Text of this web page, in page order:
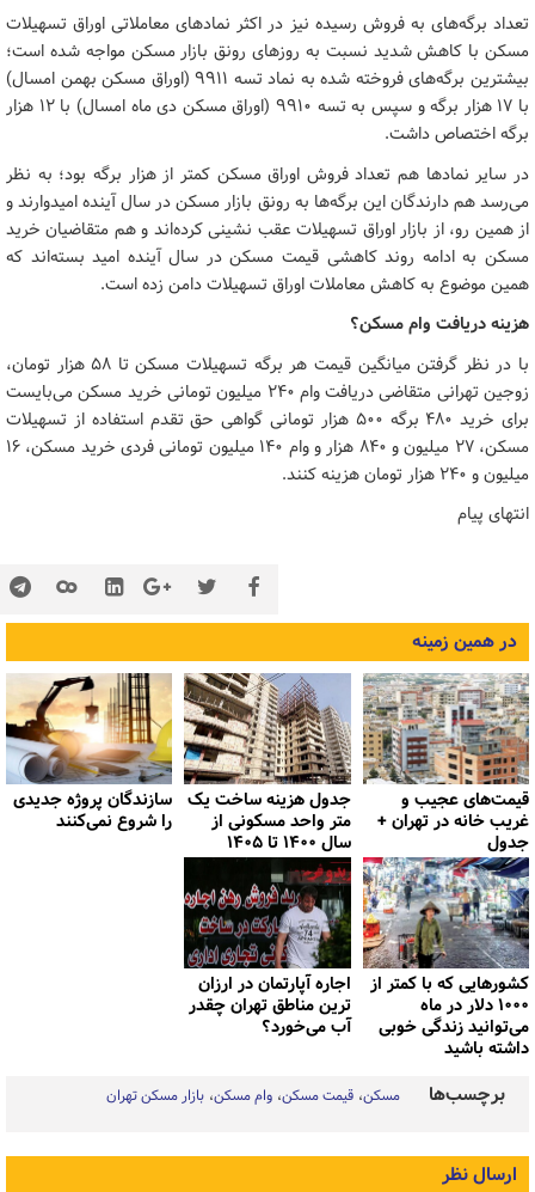
تعداد برگه‌های به فروش رسیده نیز در اکثر نمادهای معاملاتی اوراق تسهیلات
مسکن با کاهش شدید نسبت به روزهای رونق بازار مسکن مواجه شده است؛
بیشترین برگه‌های فروخته شده به نماد تسه ۹۹۱۱ (اوراق مسکن بهمن امسال)
با ۱۷ هزار برگه و سپس به تسه ۹۹۱۰ (اوراق مسکن دی ماه امسال) با ۱۲ هزار
برگه اختصاص داشت.
در سایر نمادها هم تعداد فروش اوراق مسکن کمتر از هزار برگه بود؛ به نظر
می‌رسد هم دارندگان این برگه‌ها به رونق بازار مسکن در سال آینده امیدوارند و
از همین رو، از بازار اوراق تسهیلات عقب نشینی کرده‌اند و هم متقاضیان خرید
مسکن به ادامه روند کاهشی قیمت مسکن در سال آینده امید بسته‌اند که
همین موضوع به کاهش معاملات اوراق تسهیلات دامن زده است.
هزینه دریافت وام مسکن؟
با در نظر گرفتن میانگین قیمت هر برگه تسهیلات مسکن تا ۵۸ هزار تومان،
زوجین تهرانی متقاضی دریافت وام ۲۴۰ میلیون تومانی خرید مسکن می‌بایست
برای خرید ۴۸۰ برگه ۵۰۰ هزار تومانی گواهی حق تقدم استفاده از تسهیلات
مسکن، ۲۷ میلیون و ۸۴۰ هزار و وام ۱۴۰ میلیون تومانی فردی خرید مسکن، ۱۶
میلیون و ۲۴۰ هزار تومان هزینه کنند.
انتهای پیام
در همین زمینه
قیمت‌های عجیب و
غریب خانه در تهران +
جدول
جدول هزینه ساخت یک
متر واحد مسکونی از
سال ۱۴۰۰ تا ۱۴۰۵
سازندگان پروژه جدیدی
را شروع نمی‌کنند
کشورهایی که با کمتر از
۱۰۰۰ دلار در ماه
می‌توانید زندگی خوبی
داشته باشید
اجاره آپارتمان در ارزان
ترین مناطق تهران چقدر
آب می‌خورد؟
برچسب‌ها مسکن قیمت مسکن وام مسکن بازار مسکن تهران
ارسال نظر